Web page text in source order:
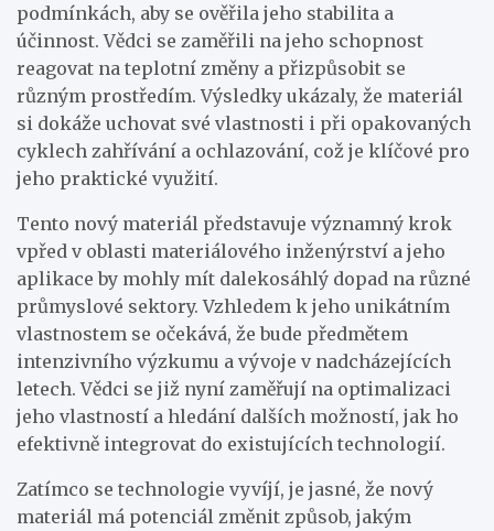
podmínkách, aby se ověřila jeho stabilita a
účinnost. Vědci se zaměřili na jeho schopnost
reagovat na teplotní změny a přizpůsobit se
různým prostředím. Výsledky ukázaly, že materiál
si dokáže uchovat své vlastnosti i při opakovaných
cyklech zahřívání a ochlazování, což je klíčové pro
jeho praktické využití.
Tento nový materiál představuje významný krok
vpřed v oblasti materiálového inženýrství a jeho
aplikace by mohly mít dalekosáhlý dopad na různé
průmyslové sektory. Vzhledem k jeho unikátním
vlastnostem se očekává, že bude předmětem
intenzivního výzkumu a vývoje v nadcházejících
letech. Vědci se již nyní zaměřují na optimalizaci
jeho vlastností a hledání dalších možností, jak ho
efektivně integrovat do existujících technologií.
Zatímco se technologie vyvíjí, je jasné, že nový
materiál má potenciál změnit způsob, jakým